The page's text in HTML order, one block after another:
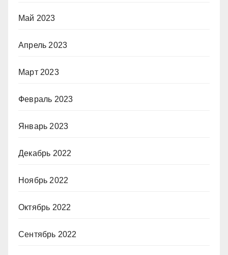
Май 2023
Апрель 2023
Март 2023
Февраль 2023
Январь 2023
Декабрь 2022
Ноябрь 2022
Октябрь 2022
Сентябрь 2022